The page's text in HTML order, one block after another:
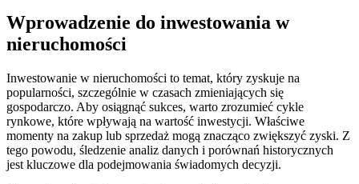
Wprowadzenie do inwestowania w
nieruchomości
Inwestowanie w nieruchomości to temat, który zyskuje na
popularności, szczególnie w czasach zmieniających się
gospodarczo. Aby osiągnąć sukces, warto zrozumieć cykle
rynkowe, które wpływają na wartość inwestycji. Właściwe
momenty na zakup lub sprzedaż mogą znacząco zwiększyć zyski. Z
tego powodu, śledzenie analiz danych i porównań historycznych
jest kluczowe dla podejmowania świadomych decyzji.